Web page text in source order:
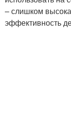
– слишком
эффективность